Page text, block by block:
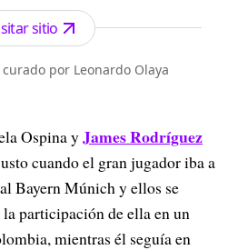
y divertido
sitio
por Leonardo Olaya
Ospina yJames Rodríguez
cuando el gran jugador iba a
Bayern Múnich y ellos se
participación de ella en un
mientras él seguía en